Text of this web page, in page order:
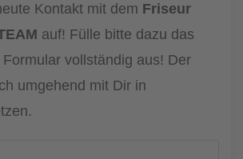
Kontakt mit dem Friseur
auf! Fülle bitte dazu das
vollständig aus! Der
umgehend mit Dir in